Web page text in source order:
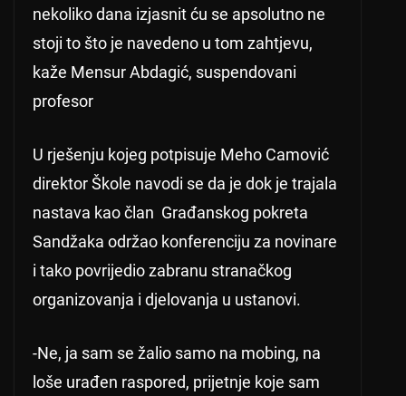
nekoliko dana izjasnit ću se apsolutno ne
stoji to što je navedeno u tom zahtjevu,
kaže Mensur Abdagić, suspendovani
profesor
U rješenju kojeg potpisuje Meho Camović
direktor Škole navodi se da je dok je trajala
nastava kao član Građanskog pokreta
Sandžaka održao konferenciju za novinare
i tako povrijedio zabranu stranačkog
organizovanja i djelovanja u ustanovi.
-Ne, ja sam se žalio samo na mobing, na
loše urađen raspored, prijetnje koje sam